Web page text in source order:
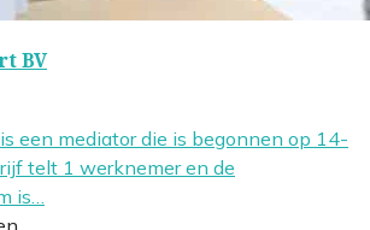
BV
een mediator die is begonnen op 14-
telt 1 werknemer en de
is…